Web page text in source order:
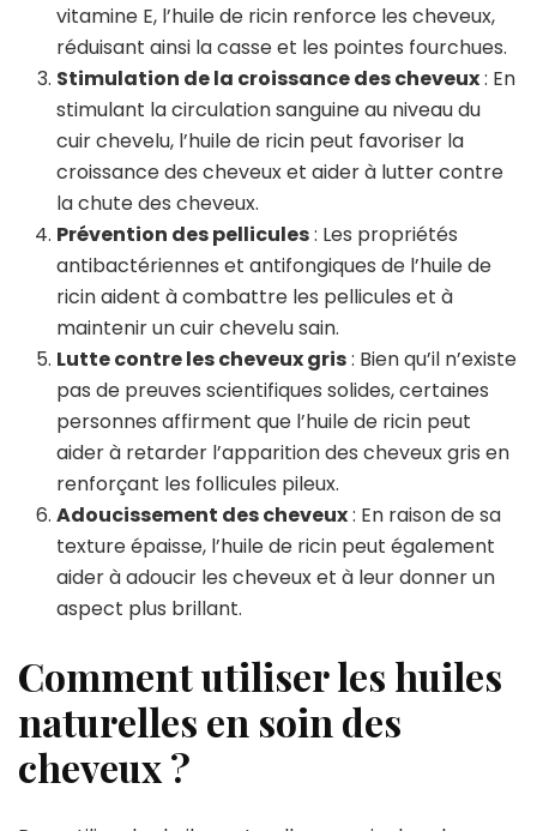
vitamine E, l’huile de ricin renforce les cheveux,
réduisant ainsi la casse et les pointes fourchues.
Stimulation de la croissance des cheveux: En
stimulant la circulation sanguine au niveau du
cuir chevelu, l’huile de ricin peut favoriser la
croissance des cheveux et aider à lutter contre
la chute des cheveux.
Prévention des pellicules: Les propriétés
antibactériennes et antifongiques de l’huile de
ricin aident à combattre les pellicules et à
maintenir un cuir chevelu sain.
Lutte contre les cheveux gris: Bien qu’il n’existe
pas de preuves scientifiques solides, certaines
personnes affirment que l’huile de ricin peut
aider à retarder l’apparition des cheveux gris en
renforçant les follicules pileux.
Adoucissement des cheveux: En raison de sa
texture épaisse, l’huile de ricin peut également
aider à adoucir les cheveux et à leur donner un
aspect plus brillant.
Comment utiliser les huiles
naturelles en soin des
cheveux ?